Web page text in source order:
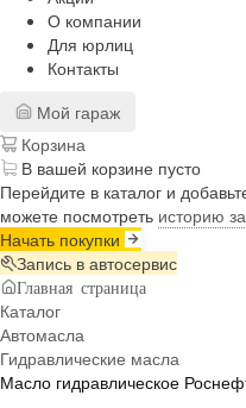
О компании
Для юрлиц
Контакты
Мой гараж
Корзина
В вашей корзине пусто
Перейдите в каталог и
можете посмотреть историю
Начать покупки
Запись в автосервис
Главная страница
Каталог
Автомасла
Гидравлические масла
Масло гидравлическое